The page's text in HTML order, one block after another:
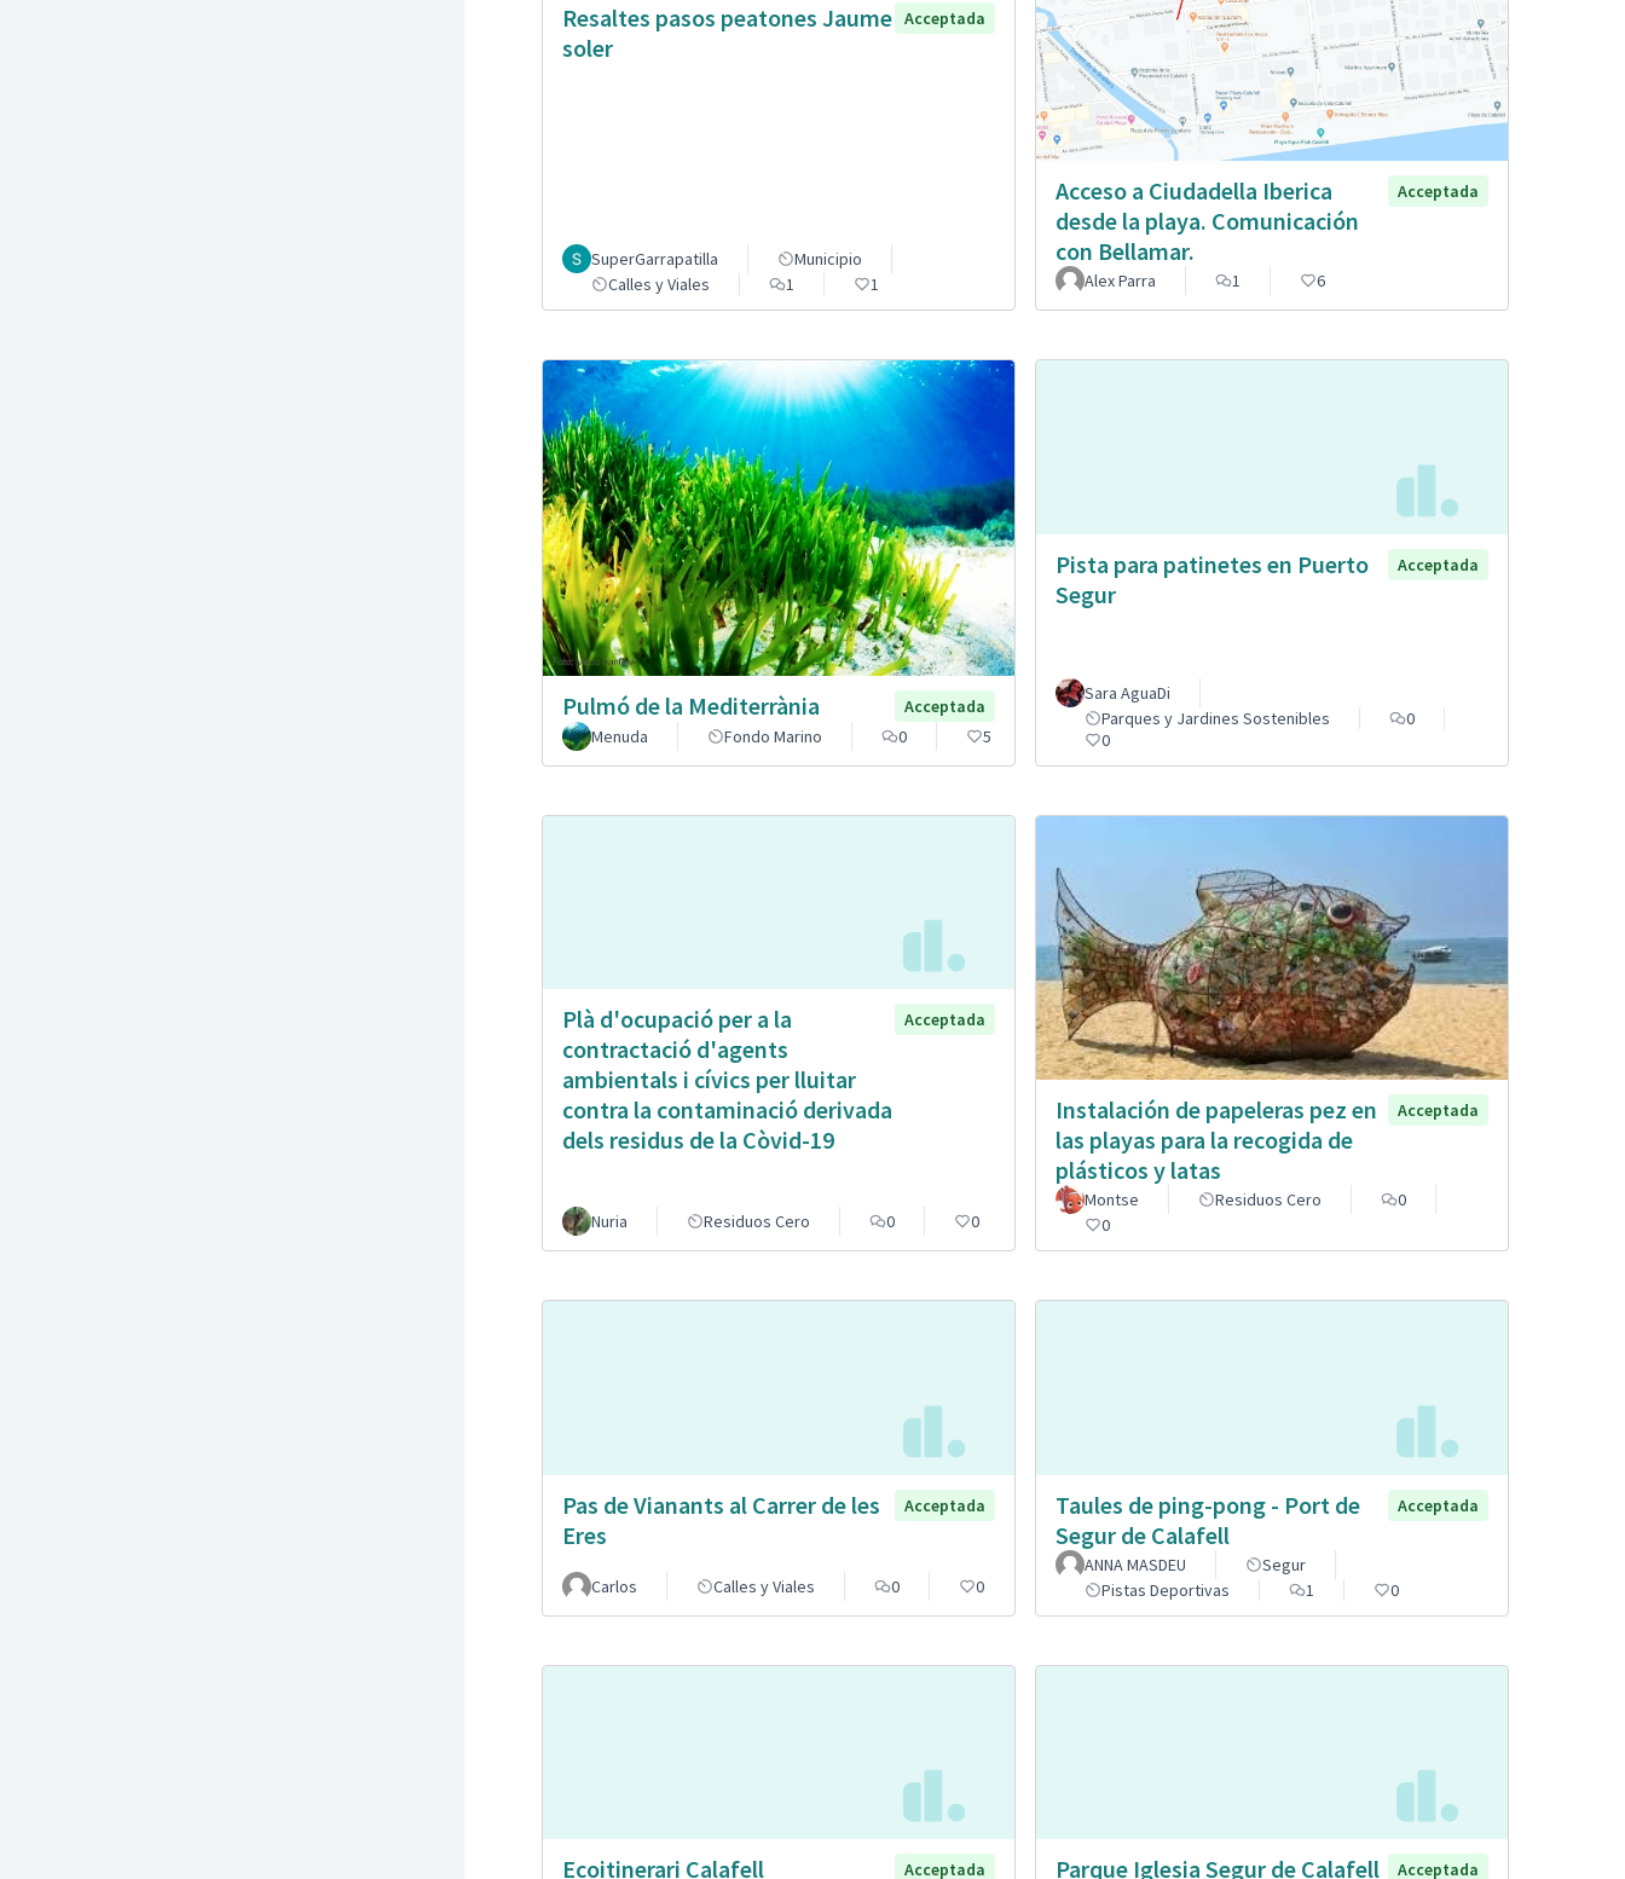
Resaltes pasos peatones Jaume
soler
Acceptada
SuperGarrapatilla
Municipio
Calles y Viales
1 1
Acceso a Ciudadella Iberica
desde la playa. Comunicación
con Bellamar.
Acceptada
Alex Parra 1 6
Pulmó de la Mediterrània
Acceptada
Menuda
Fondo Marino 0 5
Pista para patinetes en Puerto
Segur
Acceptada
Sara AguaDi
Parques y Jardines Sostenibles
0
0
Plà d'ocupació per a la
contractació d'agents
ambientals i cívics per lluitar
contra la contaminació derivada
dels residus de la Còvid-19
Acceptada
Nuria Residuos Cero 0 0
Instalación de papeleras pez en
las playas para la recogida de
plásticos y latas
Acceptada
Montse Residuos Cero
0
0
Pas de Vianants al Carrer de les
Eres
Acceptada
Carlos Calles y Viales 0 0
Taules de ping-pong - Port de
Segur de Calafell
Acceptada
ANNA MASDEU
Segur
Pistas Deportivas
1 0
Ecoitinerari Calafell Acceptada Parque Iglesia Segur de Calafell Acceptada